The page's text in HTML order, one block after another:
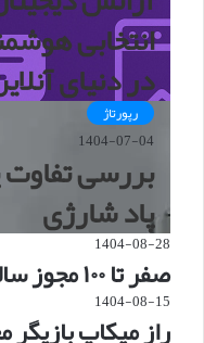
انتخابی
در دنیای
رپورتاژ
1404-07-04
بررسی تفاوت
پاد شارژی
1404-08-28
صفر تا ۱۰۰ مجوز سالن آرایشی در مشهد
1404-08-15
راز میکاپ